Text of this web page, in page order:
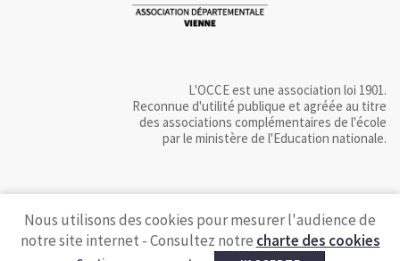
L'OCCE est une association loi 1901.
Reconnue d'utilité publique et agréée au titre
des associations complémentaires de l'école
par le ministère de l'Education nationale.
Nous utilisons des cookies pour mesurer l'audience de
notre site internet - Consultez notre charte des cookies